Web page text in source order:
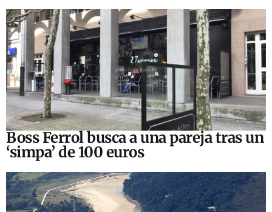
Boss Ferrol busca a una pareja tras un
‘simpa’ de 100 euros